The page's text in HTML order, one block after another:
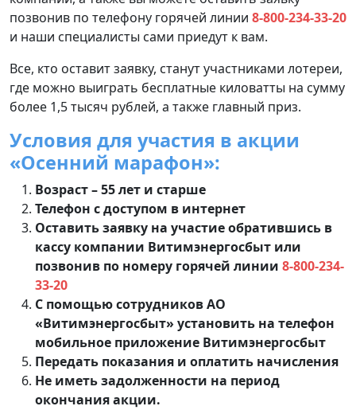
позвонив по телефону горячей линии 8-800-234-33-20
и наши специалисты сами приедут к вам.
Все, кто оставит заявку, станут участниками лотереи,
где можно выиграть бесплатные киловатты на сумму
более 1,5 тысяч рублей, а также главный приз.
Условия для участия в акции
«Осенний марафон»:
Возраст – 55 лет и старше
Телефон с доступом в интернет
Оставить заявку на участие обратившись в
кассу компании Витимэнергосбыт или
позвонив по номеру горячей линии 8-800-234-
33-20
С помощью сотрудников АО
«Витимэнергосбыт» установить на телефон
мобильное приложение Витимэнергосбыт
Передать показания и оплатить начисления
Не иметь задолженности на период
окончания акции.